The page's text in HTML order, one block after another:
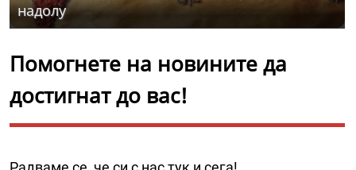
надолу
Помогнете на новините да
достигнат до вас!